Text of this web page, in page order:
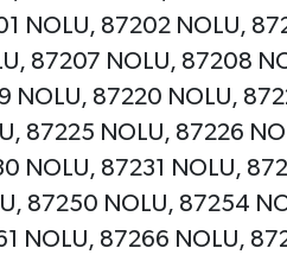
NOLU, 87202 NOLU,
87207 NOLU, 87208
NOLU, 87220 NOLU,
87225 NOLU, 87226
NOLU, 87231 NOLU,
87250 NOLU, 87254
NOLU, 87266 NOLU,